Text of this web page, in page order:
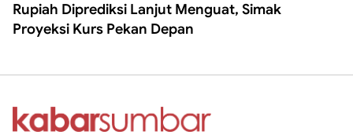
Rupiah Diprediksi Lanjut Menguat, Simak
Proyeksi Kurs Pekan Depan